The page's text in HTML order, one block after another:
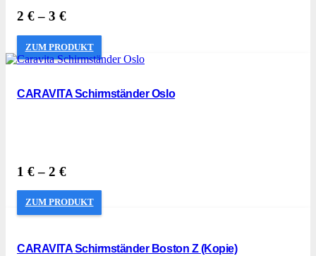
2 €– 3 €
ZUM PRODUKT
CARAVITA Schirmständer Oslo
1 €– 2 €
ZUM PRODUKT
CARAVITA Schirmständer Boston Z (Kopie)